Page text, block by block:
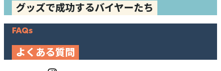
グッズで成功するバイヤーたち
FAQs
よくある質問